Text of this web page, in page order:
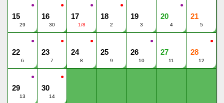
●
15
29
●
16
30
●
17
1/8
●
18
2
19
3
●
20
4
21
5
●
22
6
●
23
7
●
24
8
25
9
●
26
10
27
11
●
28
12
●
29
13
●
30
14